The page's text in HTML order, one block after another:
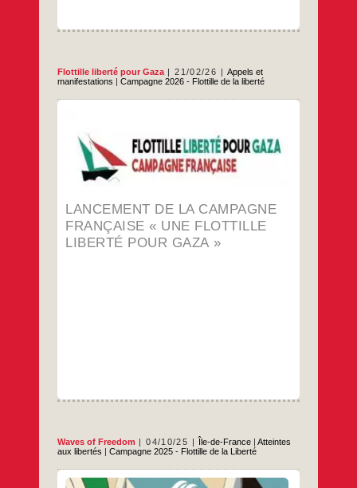
Flottille liberté pour Gaza 21/02/26
Appels et
manifestations |Campagne 2026 - Flottille de la liberté
LANCEMENT DE LA CAMPAGNE
FRANÇAISE « UNE FLOTTILLE
LIBERTÉ POUR GAZA »
visioconférence le 17 Février ont acté leur
participation ou soutien à la campagne
française flottille de la liberté pour Gaza. Ci-
dessous, vous trouverez le manifeste qui
présente cette campagne visant, de façon
Notre campagne réunit plusieurs
organisations syndicales,
…
Lancement
de
la
campagne
Waves of Freedom 04/10/25 Île-de-France |Atteintes
aux libertés |Campagne 2025 - Flottille de la Liberté